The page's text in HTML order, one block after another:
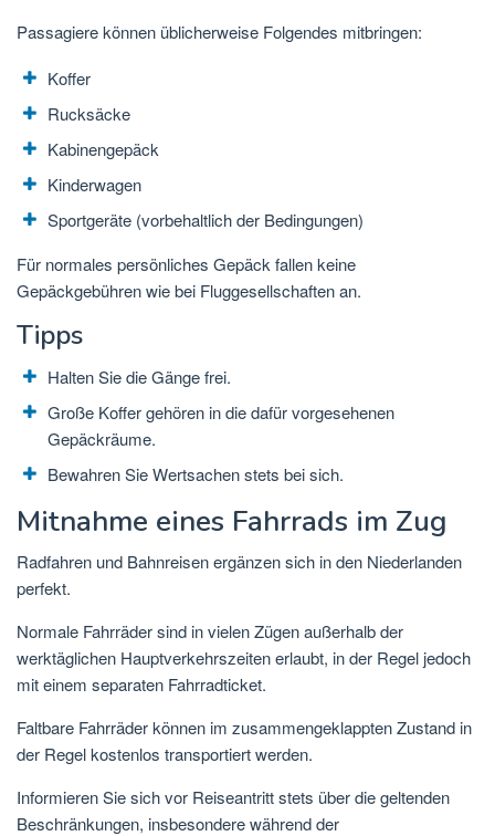
Passagiere können üblicherweise Folgendes mitbringen:
Koffer
Rucksäcke
Kabinengepäck
Kinderwagen
Sportgeräte (vorbehaltlich der Bedingungen)
Für normales persönliches Gepäck fallen keine
Gepäckgebühren wie bei Fluggesellschaften an.
Tipps
Halten Sie die Gänge frei.
Große Koffer gehören in die dafür vorgesehenen
Gepäckräume.
Bewahren Sie Wertsachen stets bei sich.
Mitnahme eines Fahrrads im Zug
Radfahren und Bahnreisen ergänzen sich in den Niederlanden
perfekt.
Normale Fahrräder sind in vielen Zügen außerhalb der
werktäglichen Hauptverkehrszeiten erlaubt, in der Regel jedoch
mit einem separaten Fahrradticket.
Faltbare Fahrräder können im zusammengeklappten Zustand in
der Regel kostenlos transportiert werden.
Informieren Sie sich vor Reiseantritt stets über die geltenden
Beschränkungen, insbesondere während der